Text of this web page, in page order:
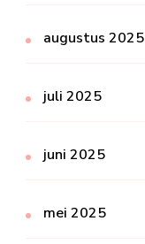
augustus 2025
juli 2025
juni 2025
mei 2025